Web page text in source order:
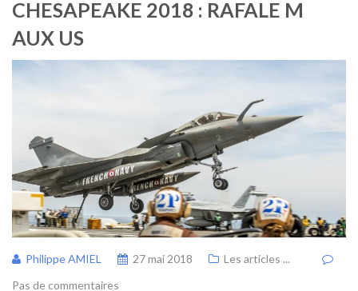
CHESAPEAKE 2018 : RAFALE M
AUX US
Philippe AMIEL 27 mai 2018
Les articles ...
Pas de commentaires